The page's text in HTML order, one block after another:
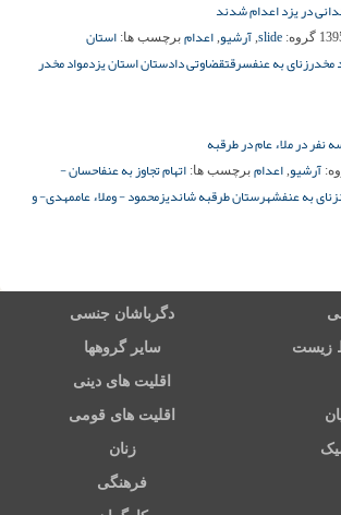
در یزد اعدام شدند
گروه: slide
, آرشیو, اعدام برچسب ها: استان
مخدرزنای به عنفسرقتقضاوتی دادستان استان یزدمواد مخدر
نفر در ملاء عام در طرقبه
آرشیو, اعدام برچسب ها: اتهام تجاوز به عنفاحسان -
زنای به عنفشهرستان طرقبه شاندیزمحمود - وملاء عاممهدی- و
دگرباشان جنسی
زیست سایر گروهها
اقلیت های دینی
اقلیت های قومی
زنان
فرهنگی